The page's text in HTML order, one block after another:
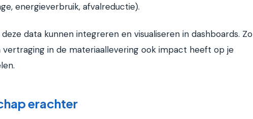
energieverbruik, afvalreductie).
data kunnen integreren en visualiseren in dashboards. Zo
vertraging in de materiaallevering ook impact heeft op je
erachter